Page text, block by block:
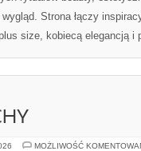
Strona łączy
size, kobiecą elegancją
MOŻLIWOŚĆ